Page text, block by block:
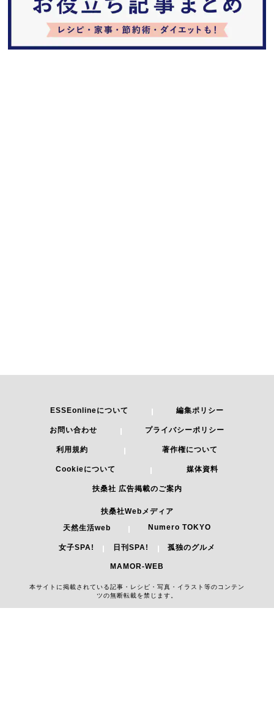
ESSEonlineについて 編集ポリシー
お問い合わせ プライバシーポリシー
利用規約 著作権について
Cookieについて 媒体資料
扶桑社 広告掲載のご案内
扶桑社Webメディア
天然生活web
Numero TOKYO
女子SPA! 日刊SPA! 孤独のグルメ
MAMOR-WEB
本サイトに掲載されている記事・レシピ・写真・イラスト等のコンテン
ツの無断転載を禁じます。